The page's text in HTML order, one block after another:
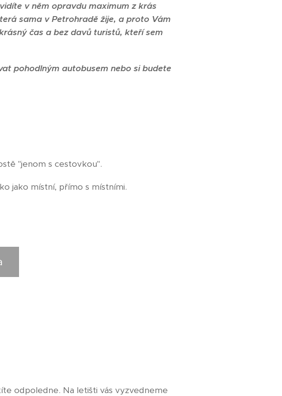
v něm opravdu maximum z krás
sama v Petrohradě žije, a proto Vám
čas a bez davů turistů, kteří sem
pohodlným autobusem nebo si budete
"jenom s cestovkou".
jako místní, přímo s místními.
odpoledne. Na letišti vás vyzvedneme